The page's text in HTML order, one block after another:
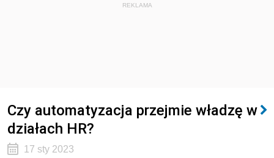
REKLAMA
Czy automatyzacja przejmie władzę w
działach HR?
17 sty 2023